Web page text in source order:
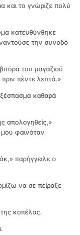
και το γνώριζε πολύ
κατευθύνθηκε
την συνοδό
του μαγαζιού
πέντε λεπτά.»
καθαρά
απολογηθείς,»
φαινόταν
παρήγγειλε ο
να σε πείραξε
κοπέλας.